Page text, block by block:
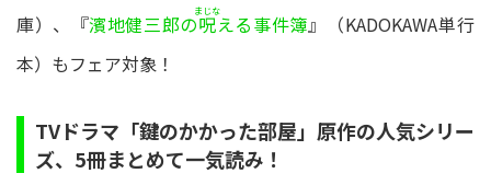
庫）、『濱地健三郎の呪
まじなえる事件簿』（KADOKAWA単行
本）もフェア対象！
TVドラマ「鍵のかかった部屋」原作の人気シリー
ズ、5冊まとめて一気読み！